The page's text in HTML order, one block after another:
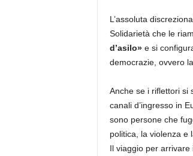
L’assoluta
Solidarietà che le
d’asilo»e si
democrazie, ovvero
Anche se i riflettori si
canali d’ingresso in
sono persone che
politica, la violenza e
Il viaggio per